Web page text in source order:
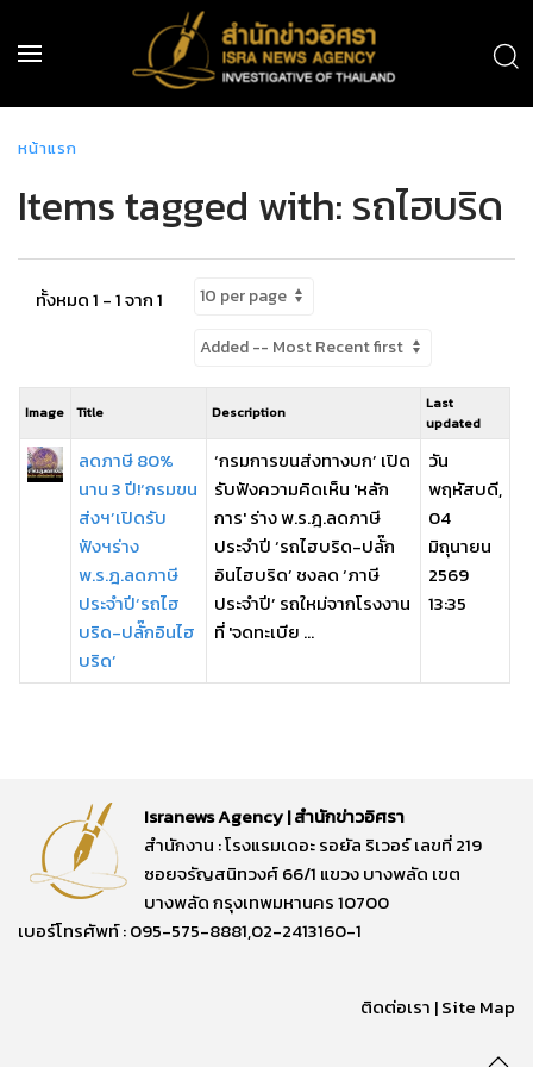
หน้าแรก
Items tagged with: รถไฮบริด
ทั้งหมด 1 - 1 จาก 1
Image Title Description
Last
updated
ลดภาษี 80%
นาน 3 ปี!‘กรมขน
ส่งฯ’เปิดรับ
ฟังฯร่าง
พ.ร.ฎ.ลดภาษี
ประจำปี‘รถไฮ
บริด-ปลั๊กอินไฮ
บริด’
‘กรมการขนส่งทางบก’ เปิด
รับฟังความคิดเห็น 'หลัก
การ' ร่าง พ.ร.ฎ.ลดภาษี
ประจำปี ‘รถไฮบริด-ปลั๊ก
อินไฮบริด’ ชงลด ‘ภาษี
ประจำปี’ รถใหม่จากโรงงาน
ที่ 'จดทะเบีย ...
วัน
พฤหัสบดี,
04
มิถุนายน
2569
13:35
Isranews Agency | สำนักข่าวอิศรา
สำนักงาน : โรงแรมเดอะ รอยัล ริเวอร์ เลขที่ 219
ซอยจรัญสนิทวงศ์ 66/1 แขวง บางพลัด เขต
บางพลัด กรุงเทพมหานคร 10700
เบอร์โทรศัพท์ : 095-575-8881,02-2413160-1
ติดต่อเรา |Site Map